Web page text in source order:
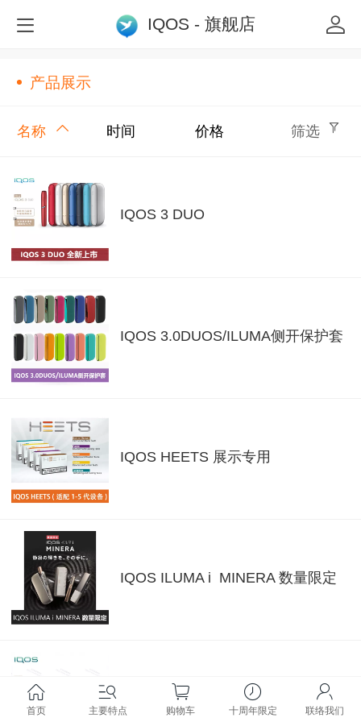
IQOS - 旗舰店
产品展示
名称 时间 价格 筛选
IQOS 3 DUO
IQOS 3.0DUOS/ILUMA侧开保护套
IQOS HEETS 展示专用
IQOS ILUMA i MINERA 数量限定
IQOS ILUMA i (经典侧开)
首页 主要特点 购物车 十周年限定 联络我们